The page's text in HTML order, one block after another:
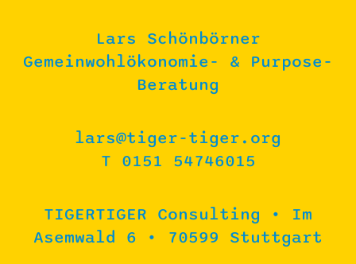
Lars Schönbörner
Gemeinwohlökonomie- & Purpose-
Beratung
lars@tiger-tiger.org
T 0151 54746015
TIGERTIGER Consulting • Im
Asemwald 6 • 70599 Stuttgart